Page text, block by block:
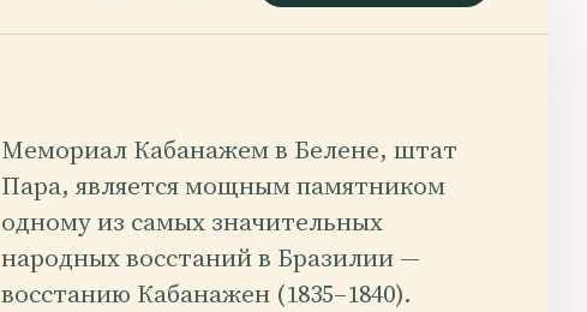
Мемориал Кабанажем в Белене, штат
Пара, является мощным памятником
одному из самых значительных
народных восстаний в Бразилии —
восстанию Кабанажен (1835–1840).